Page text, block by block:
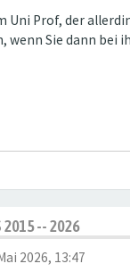
Prof, der
Sie dann bei
2015 -- 2026
2026, 13:47